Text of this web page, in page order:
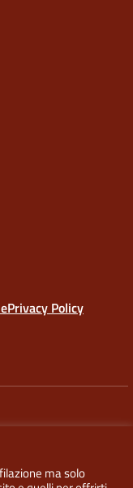
Privacy Policy
- MIRI10302L
ma solo